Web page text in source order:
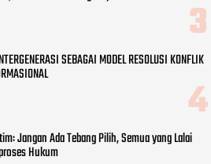
SEBAGAI MODEL RESOLUSI KONFLIK
Jangan Ada Tebang Pilih, Semua yang Lalai
Hukum